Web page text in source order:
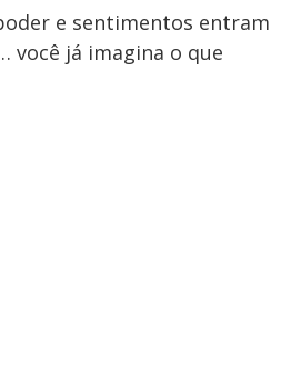
e sentimentos entram
você já imagina o que